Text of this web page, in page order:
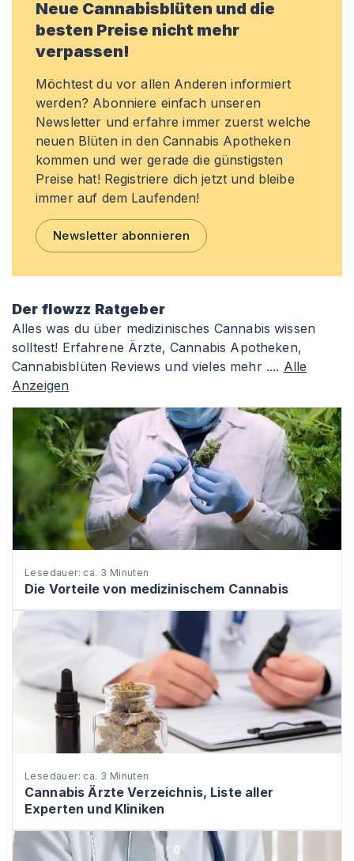
Neue Cannabisblüten und die
besten Preise nicht mehr
verpassen!
Möchtest du vor allen Anderen informiert
werden? Abonniere einfach unseren
Newsletter und erfahre immer zuerst welche
neuen Blüten in den Cannabis Apotheken
kommen und wer gerade die günstigsten
Preise hat! Registriere dich jetzt und bleibe
immer auf dem Laufenden!
Newsletter abonnieren
Der flowzz Ratgeber
Alles was du über medizinisches Cannabis wissen
solltest! Erfahrene Ärzte, Cannabis Apotheken,
Cannabisblüten Reviews und vieles mehr .... Alle
Anzeigen
Lesedauer: ca. 3 Minuten
Die Vorteile von medizinischem Cannabis
Lesedauer: ca. 3 Minuten
Cannabis Ärzte Verzeichnis, Liste aller
Experten und Kliniken